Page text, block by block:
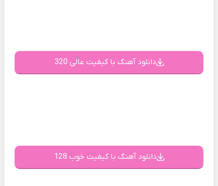
دانلود آهنگ با کیفیت عالی 320
دانلود آهنگ با کیفیت خوب 128